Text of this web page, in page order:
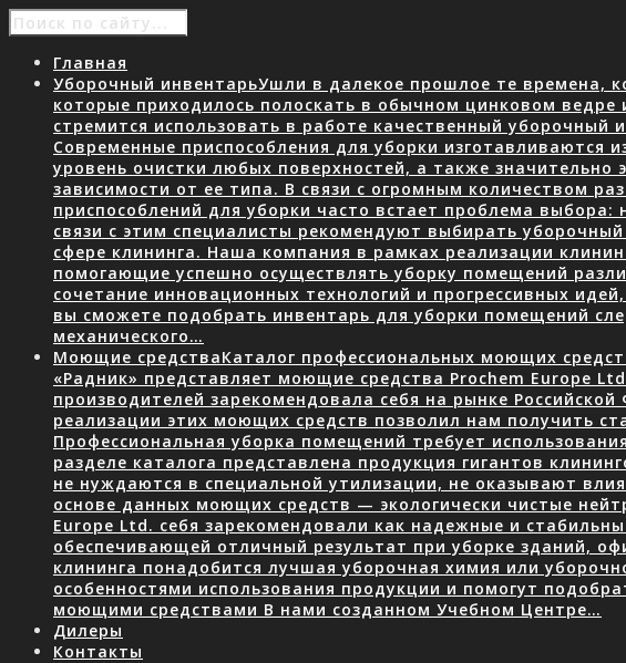
Главная
Уборочный инвентарьУшли в далекое прошлое те времена,
которые приходилось полоскать в обычном цинковом
стремится использовать в работе качественный уборочный
Современные приспособления для уборки изготавливаются
уровень очистки любых поверхностей, а также
зависимости от ее типа. В связи с огромным количеством
приспособлений для уборки часто встает проблема
связи с этим специалисты рекомендуют выбирать
сфере клининга. Наша компания в рамках реализации
помогающие успешно осуществлять уборку помещений
сочетание инновационных технологий и прогрессивных
вы сможете подобрать инвентарь для уборки помещений
механического…
Моющие средстваКаталог профессиональных моющих
«Радник» представляет моющие средства Prochem Europe
производителей зарекомендовала себя на рынке
реализации этих моющих средств позволил нам получить
Профессиональная уборка помещений требует
разделе каталога представлена продукция гигантов
не нуждаются в специальной утилизации, не оказывают
основе данных моющих средств — экологически чистые
Europe Ltd. себя зарекомендовали как надежные и
обеспечивающей отличный результат при уборке зданий,
клининга понадобится лучшая уборочная химия или
особенностями использования продукции и помогут
моющими средствами В нами созданном Учебном Центре…
Дилеры
Контакты